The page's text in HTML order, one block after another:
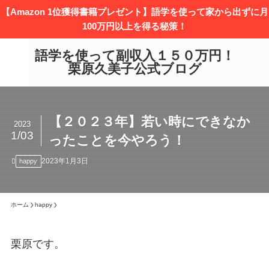
【Amazon 1位獲得書籍プレゼント】語学を使って家から出ずに月
100万円以上を得る秘策！
語学を使って副収入１５０万円！
栗原久美子公式ブログ
【２０２３年】若い時にできなか
ったことを今やろう！
2023
1/03
happy 2023年1月3日
ホーム happy
栗原です。